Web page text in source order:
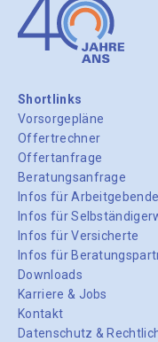
Shortlinks
Vorsorgepläne
Offertrechner
Offertanfrage
Beratungsanfrage
Infos für Arbeitgebende
Infos für
Infos für Versicherte
Infos für
Downloads
Karriere & Jobs
Kontakt
Datenschutz &